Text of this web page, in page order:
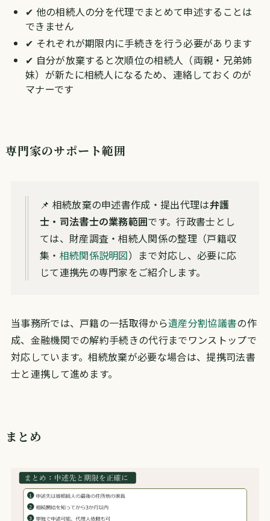
✔ 他の相続人の分を代理でまとめて申述することは
できません
✔ それぞれが期限内に手続きを行う必要があります
✔ 自分が放棄すると次順位の相続人（両親・兄弟姉
妹）が新たに相続人になるため、連絡しておくのが
マナーです
専門家のサポート範囲
📌 相続放棄の申述書作成・提出代理は弁護
士・司法書士の業務範囲です。行政書士とし
ては、財産調査・相続人関係の整理（戸籍収
集・ 相続関係説明図）まで対応し、必要に応
じて連携先の専門家をご紹介します。
当事務所では、戸籍の一括取得から遺産分割協議書の作
成、金融機関での解約手続きの代行までワンストップで
対応しています。相続放棄が必要な場合は、提携司法書
士と連携して進めます。
まとめ